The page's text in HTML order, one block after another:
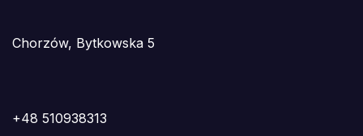
Chorzów, Bytkowska 5
+48 510938313